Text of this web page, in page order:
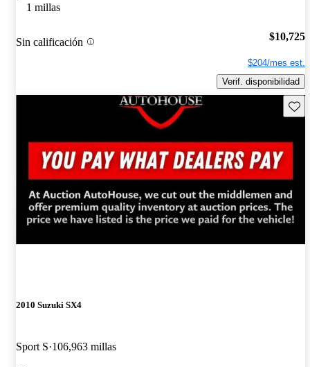
1 millas
Sin calificación $10,725
$204/mes est.
Verif. disponibilidad
2010 Suzuki SX4
Sport S 106,963 millas